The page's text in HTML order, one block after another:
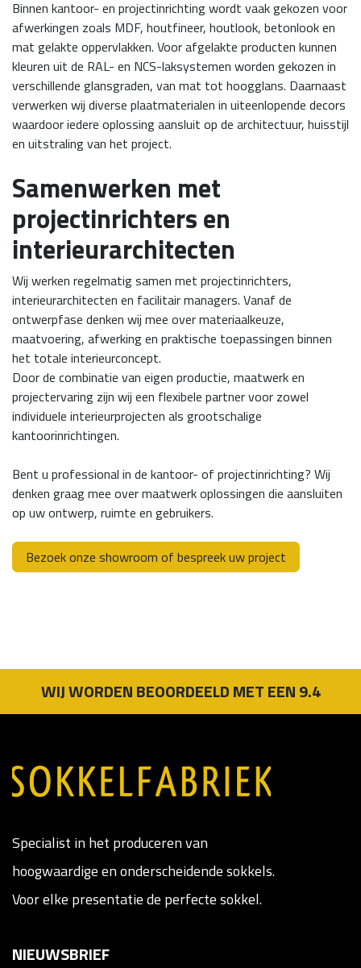
Binnen kantoor- en projectinrichting wordt vaak gekozen voor
afwerkingen zoals MDF, houtfineer, houtlook, betonlook en
mat gelakte oppervlakken. Voor afgelakte producten kunnen
kleuren uit de RAL- en NCS-laksystemen worden gekozen in
verschillende glansgraden, van mat tot hoogglans. Daarnaast
verwerken wij diverse plaatmaterialen in uiteenlopende decors
waardoor iedere oplossing aansluit op de architectuur, huisstijl
en uitstraling van het project.
Samenwerken met
projectinrichters en
interieurarchitecten
Wij werken regelmatig samen met projectinrichters,
interieurarchitecten en facilitair managers. Vanaf de
ontwerpfase denken wij mee over materiaalkeuze,
maatvoering, afwerking en praktische toepassingen binnen
het totale interieurconcept.
Door de combinatie van eigen productie, maatwerk en
projectervaring zijn wij een flexibele partner voor zowel
individuele interieurprojecten als grootschalige
kantoorinrichtingen.
Bent u professional in de kantoor- of projectinrichting? Wij
denken graag mee over maatwerk oplossingen die aansluiten
op uw ontwerp, ruimte en gebruikers.
Bezoek onze showroom of bespreek uw project
WIJ WORDEN BEOORDEELD MET EEN 9.4
Specialist in het produceren van
hoogwaardige en onderscheidende sokkels.
Voor elke presentatie de perfecte sokkel.
NIEUWSBRIEF